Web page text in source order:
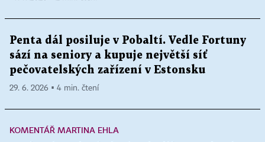
Penta dál posiluje v Pobaltí. Vedle Fortuny
sází na seniory a kupuje největší síť
pečovatelských zařízení v Estonsku
29. 6. 2026 ▪ 4 min. čtení
KOMENTÁŘ MARTINA EHLA